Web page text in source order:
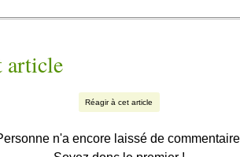
article
Réagir à cet article
n'a encore laissé de